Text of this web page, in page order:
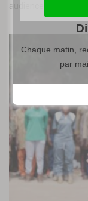
audience ce matin,
Chaque matin,
par